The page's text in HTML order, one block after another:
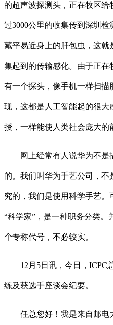
的超声波探测头，正在牧区
过3000公里的收集传到深圳
藏平易近身上的肝包虫，这就
集起到的传输感化。由于正
有一个探头，像手机一样扫描
现，这都是人工智能起的很
授，一样能使人类社会庞大的
网上经常有人说华为不是
的。我们叫华为手艺公司，
究的，我们是使用科学手艺。
“科学家”，是一种职务分类
个专称代号，不必较实。
12月5日讯，今日，ICPC
练及获选手座谈会纪要。
任总您好！我是来自邮电